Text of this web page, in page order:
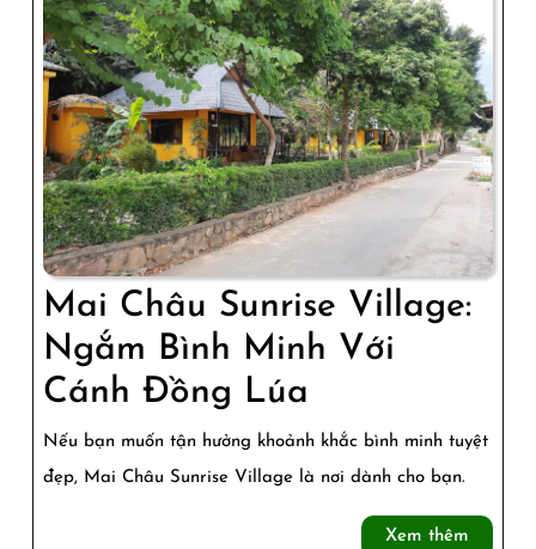
Cực
View
Cánh
Đồng
Mai Châu Sunrise Village:
Ngắm Bình Minh Với
Cánh Đồng Lúa
Châu
Sunrise
Village:
Nếu bạn muốn tận hưởng khoảnh khắc bình minh tuyệt
đẹp, Mai Châu Sunrise Village là nơi dành cho bạn.
Xem thêm